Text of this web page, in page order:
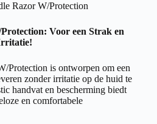
Razor W/Protection
Voor een Strak en
Protection is ontworpen om een
zonder irritatie op de huid te
handvat en bescherming biedt
en comfortabele